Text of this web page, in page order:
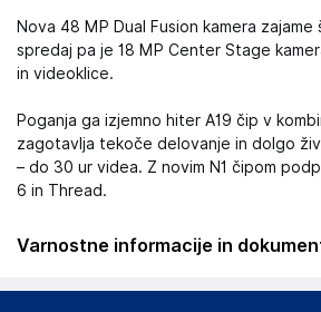
Nova 48 MP Dual Fusion kamera
spredaj pa je 18 MP Center Stage
in videoklice.
Poganja ga izjemno hiter A19 čip v
zagotavlja tekoče delovanje in dolgo
– do 30 ur videa. Z novim N1 čipom
6 in Thread.
Varnostne informacije in
https://support.apple.com/sl-si/docs